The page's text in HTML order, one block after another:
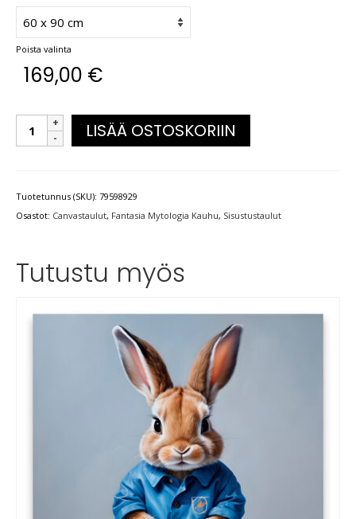
Poista valinta
169,00 €
LISÄÄ OSTOSKORIIN
Tuotetunnus (SKU): 79598929
Osastot: Canvastaulut, Fantasia Mytologia Kauhu, Sisustustaulut
Tutustu myös